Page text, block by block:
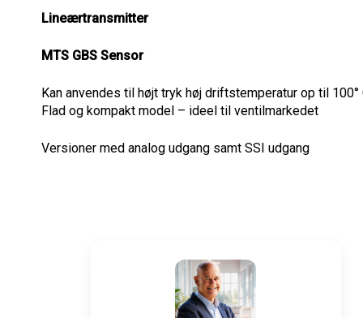
Lineærtransmitter
MTS GBS Sensor
Kan anvendes til højt tryk høj driftstemperatur op til 100°
Flad og kompakt model – ideel til ventilmarkedet
Versioner med analog udgang samt SSI udgang